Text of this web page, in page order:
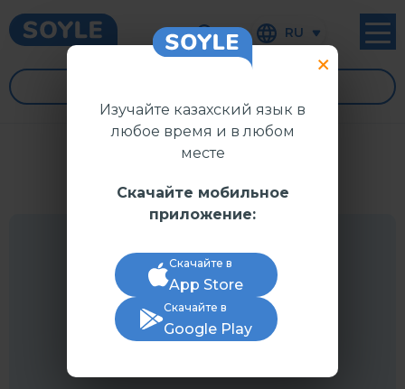
RU
Изучайте казахский язык в
любое время и в любом
месте
Скачайте мобильное
приложение:
Скачайте в
App Store
Скачайте в
Google Play